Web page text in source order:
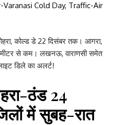
कोल्ड डे 22 दिसंबर तक। आगरा,
मीटर से कम। लखनऊ, वाराणसी समेत
डिले का अलर्ट!
ठंड 24
में सुबह-रात